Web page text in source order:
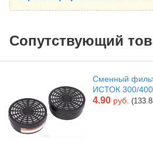
Сопутствующий
Сменный
ИСТОК 300/400
4.90 руб.